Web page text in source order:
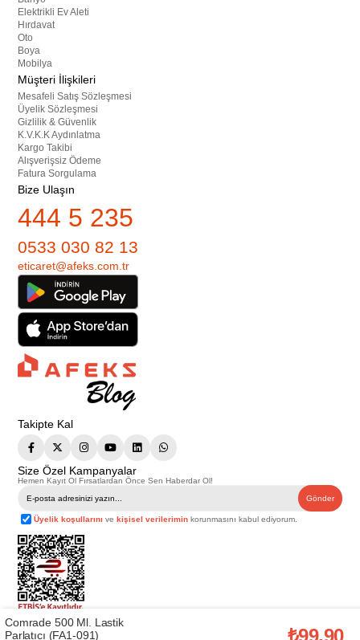
Elektrikli Ev Aleti
Hırdavat
Oto
Boya
Mobilya
Müşteri İlişkileri
Mesafeli Satış Sözleşmesi
Üyelik Sözleşmesi
Gizlilik & Güvenlik
K.V.K.K Aydınlatma
Kargo Takibi
Alışverişsiz Ödeme
Fatura Sorgulama
Bize Ulaşın
444 5 235
0533 030 82 13
eticaret@afeks.com.tr
Takipte Kal
Size Özel Kampanyalar
Hemen Kayıt Ol Fırsatlardan Önce Sen Haberdar Ol!
Gönder
Üyelik koşullarını vekişisel verilerimin korunmasını kabul ediyorum.
Telif Hakkı © 2026
. Tüm hakları saklıdır.
Comrade 500 Ml. Lastik
Parlatıcı (FA1-091)
₺99,90